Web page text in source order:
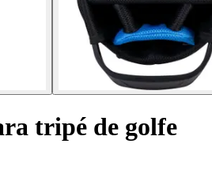
tripé de golfe